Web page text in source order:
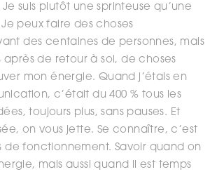
suis plutôt une sprinteuse qu’une
peux faire des choses
des centaines de personnes, mais
après de retour à soi, de choses
mon énergie. Quand j’étais en
c’était du 400 % tous les
toujours plus, sans pauses. Et
on vous jette. Se connaître, c’est
de fonctionnement. Savoir quand on
mais aussi quand il est temps